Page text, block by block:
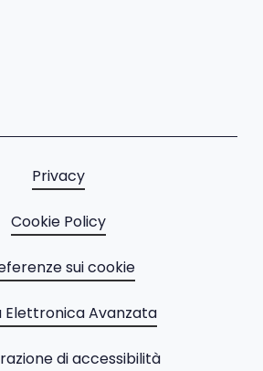
Privacy
Cookie Policy
sui cookie
Elettronica Avanzata
di accessibilità